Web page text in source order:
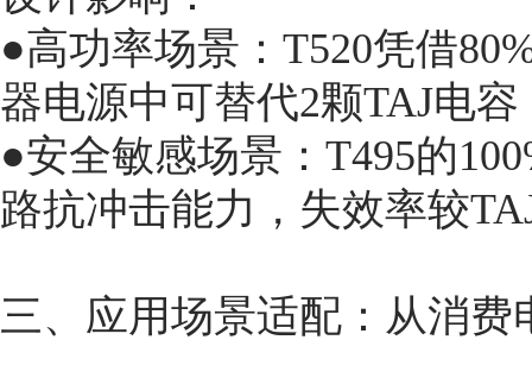
●高功率场景：T520凭借
器电源中可替代2颗TAJ电
●安全敏感场景：T495的
路抗冲击能力，失效率较
三、应用场景适配：从消费